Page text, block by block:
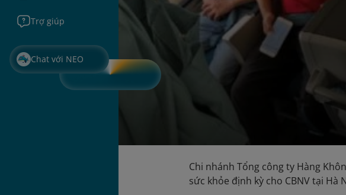
Trợ giúp
Chat với NEO
Chi nhánh Tổng công ty Hàng
sức khỏe định kỳ cho CBNV tại Hà